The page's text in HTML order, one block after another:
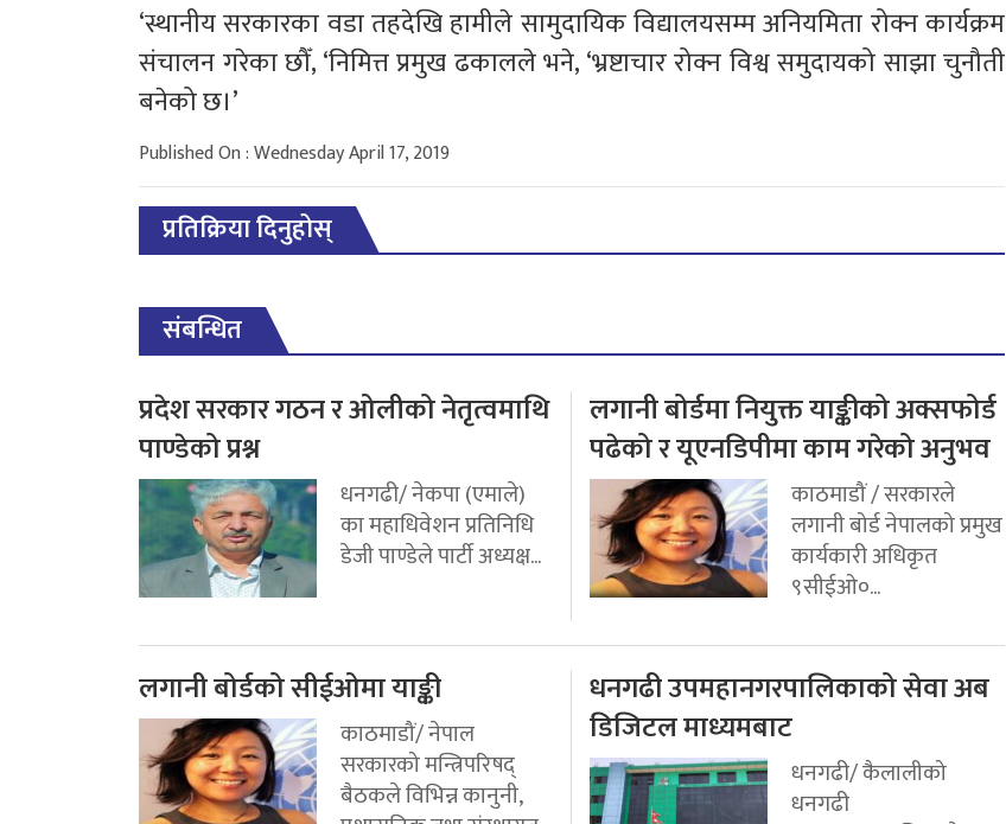
‘स्थानीय सरकारका वडा तहदेखि हामीले सामुदायिक विद्यालयसम्म अनियमिता रोक्न कार्यक्रम
संचालन गरेका छौँ, ‘निमित्त प्रमुख ढकालले भने, ‘भ्रष्टाचार रोक्न विश्व समुदायको साझा चुनौती
बनेको छ।’
Published On : Wednesday April 17, 2019
प्रतिक्रिया दिनुहोस्
संबन्धित
प्रदेश सरकार गठन र ओलीको नेतृत्वमाथि
पाण्डेको प्रश्न
धनगढी/ नेकपा (एमाले)
का महाधिवेशन प्रतिनिधि
डेजी पाण्डेले पार्टी अध्यक्ष...
लगानी बोर्डमा नियुक्त याङ्कीको अक्सफोर्ड
पढेको र यूएनडिपीमा काम गरेको अनुभव
काठमाडौं / सरकारले
लगानी बोर्ड नेपालको प्रमुख
कार्यकारी अधिकृत
९सीईओ०...
लगानी बोर्डको सीईओमा याङ्की
काठमाडौं/ नेपाल
सरकारको मन्त्रिपरिषद्
बैठकले विभिन्न कानुनी,
धनगढी उपमहानगरपालिकाको सेवा अब
डिजिटल माध्यमबाट
धनगढी/ कैलालीको
धनगढी